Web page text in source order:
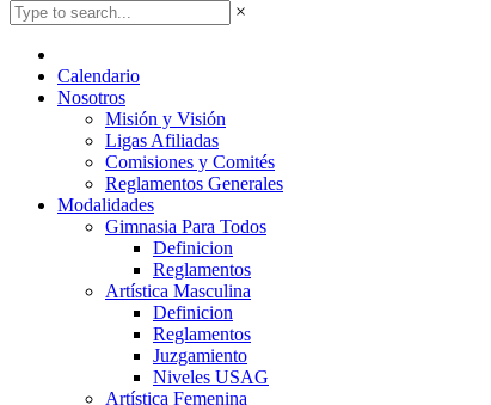
×
Calendario
Nosotros
Misión y Visión
Ligas Afiliadas
Comisiones y Comités
Reglamentos Generales
Modalidades
Gimnasia Para Todos
Definicion
Reglamentos
Artística Masculina
Definicion
Reglamentos
Juzgamiento
Niveles USAG
Artística Femenina